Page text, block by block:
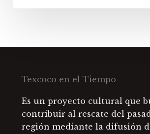
Texcoco en el Tiempo
Es un proyecto cultural que
contribuir al rescate del
región mediante la difusión